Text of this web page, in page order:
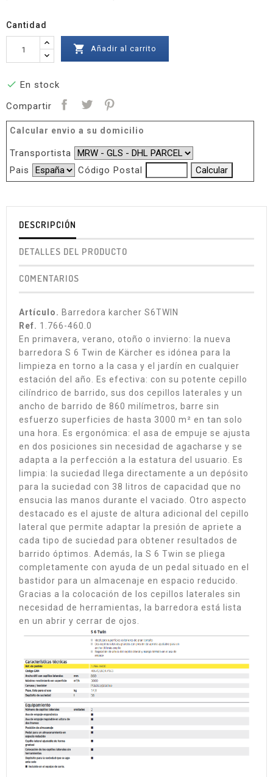
Cantidad
 Añadir al carrito
 En stock
Compartir
Calcular envio a su domicilio
Transportista
Pais
Código Postal
DESCRIPCIÓN
DETALLES DEL PRODUCTO
COMENTARIOS
Artículo. Barredora karcher S6TWIN
Ref. 1.766-460.0
En primavera, verano, otoño o invierno: la nueva
barredora S 6 Twin de Kärcher es idónea para la
limpieza en torno a la casa y el jardín en cualquier
estación del año. Es efectiva: con su potente cepillo
cilíndrico de barrido, sus dos cepillos laterales y un
ancho de barrido de 860 milímetros, barre sin
esfuerzo superficies de hasta 3000 m² en tan solo
una hora. Es ergonómica: el asa de empuje se ajusta
en dos posiciones sin necesidad de agacharse y se
adapta a la perfección a la estatura del usuario. Es
limpia: la suciedad llega directamente a un depósito
para la suciedad con 38 litros de capacidad que no
ensucia las manos durante el vaciado. Otro aspecto
destacado es el ajuste de altura adicional del cepillo
lateral que permite adaptar la presión de apriete a
cada tipo de suciedad para obtener resultados de
barrido óptimos. Además, la S 6 Twin se pliega
completamente con ayuda de un pedal situado en el
bastidor para un almacenaje en espacio reducido.
Gracias a la colocación de los cepillos laterales sin
necesidad de herramientas, la barredora está lista
en un abrir y cerrar de ojos.